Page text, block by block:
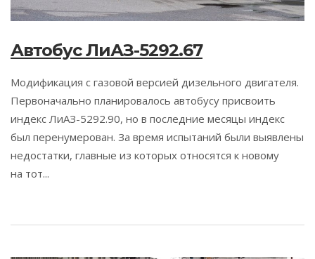
Автобус ЛиАЗ-5292.67
Модификация с газовой версией дизельного двигателя.
Первоначально планировалось автобусу присвоить
индекс ЛиАЗ-5292.90, но в последние месяцы индекс
был перенумерован. За время испытаний были выявлены
недостатки, главные из которых относятся к новому
на тот...